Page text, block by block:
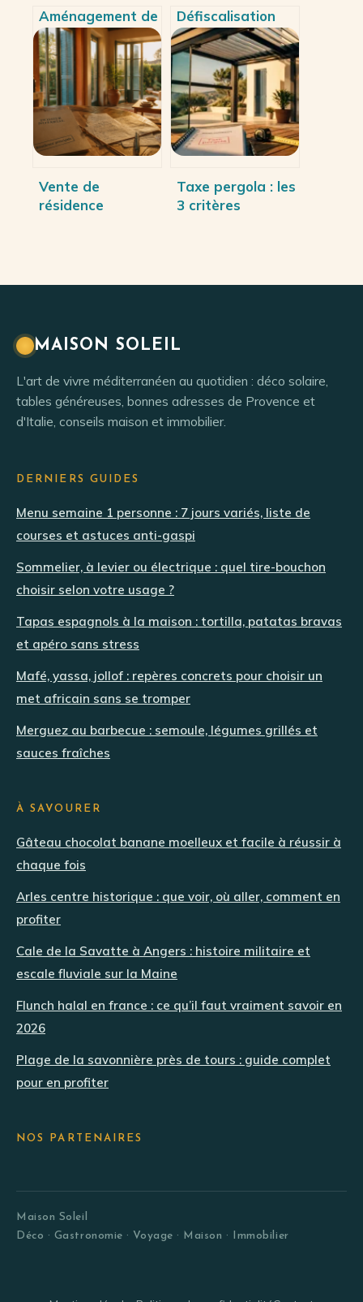
Aménagement de
food truck : 5
étapes pour
transformer 6m²
en cuisine
rentable
Défiscalisation
SCPI : 4 leviers
pour réduire vos
impôts sans
gestion locative
Vente de
résidence
Taxe pergola : les
3 critères
MAISON SOLEIL
L'art de vivre méditerranéen au quotidien : déco solaire,
tables généreuses, bonnes adresses de Provence et
d'Italie, conseils maison et immobilier.
DERNIERS GUIDES
Menu semaine 1 personne : 7 jours variés, liste de
courses et astuces anti-gaspi
Sommelier, à levier ou électrique : quel tire-bouchon
choisir selon votre usage ?
Tapas espagnols à la maison : tortilla, patatas bravas
et apéro sans stress
Mafé, yassa, jollof : repères concrets pour choisir un
met africain sans se tromper
Merguez au barbecue : semoule, légumes grillés et
sauces fraîches
À SAVOURER
Gâteau chocolat banane moelleux et facile à réussir à
chaque fois
Arles centre historique : que voir, où aller, comment en
profiter
Cale de la Savatte à Angers : histoire militaire et
escale fluviale sur la Maine
Flunch halal en france : ce qu’il faut vraiment savoir en
2026
Plage de la savonnière près de tours : guide complet
pour en profiter
NOS PARTENAIRES
Maison Soleil
Déco · Gastronomie · Voyage · Maison · Immobilier